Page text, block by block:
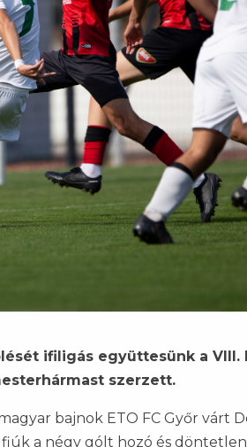
ifiligás együttesünk a VIII.
szerzett.
bajnok ETO FC Győr várt
a négy gólt hozó és